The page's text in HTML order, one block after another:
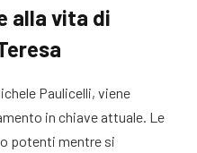
alla vita di
Paulicelli, viene
in chiave attuale. Le
potenti mentre si